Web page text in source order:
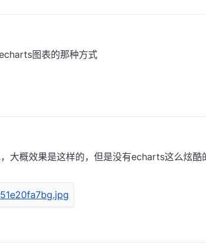
图表的那种方式
大概效果是这样的，但是没有echarts这么炫酷